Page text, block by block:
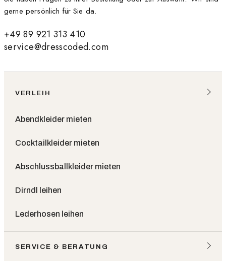
gerne persönlich für Sie da.
+49 89 921 313 410
service@dresscoded.com
VERLEIH
Abendkleider mieten
Cocktailkleider mieten
Abschlussballkleider mieten
Dirndl leihen
Lederhosen leihen
SERVICE & BERATUNG